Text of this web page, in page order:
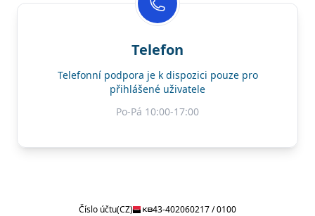
Telefon
Telefonní podpora je k dispozici pouze pro
přihlášené uživatele
Po-Pá 10:00-17:00
Číslo účtu(CZ) 43-402060217 / 0100